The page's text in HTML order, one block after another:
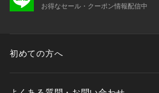
お得なセール・クーポン情報配信中
初めての方へ